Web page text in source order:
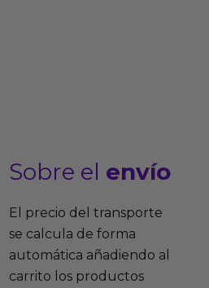
Sobre el envío
El precio del transporte
se calcula de forma
automática añadiendo al
carrito los productos